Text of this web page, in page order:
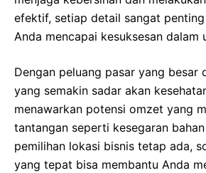
efektif, setiap detail sangat
Anda mencapai kesuksesan dalam
Dengan peluang pasar yang besar
yang semakin sadar akan
menawarkan potensi omzet yang
tantangan seperti kesegaran
pemilihan lokasi bisnis tetap ada,
yang tepat bisa membantu Anda